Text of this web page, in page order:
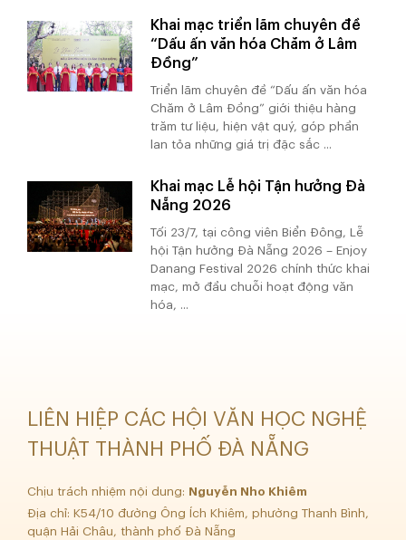
Khai mạc triển lãm chuyên đề
“Dấu ấn văn hóa Chăm ở Lâm
Đồng”
Triển lãm chuyên đề “Dấu ấn văn hóa
Chăm ở Lâm Đồng” giới thiệu hàng
trăm tư liệu, hiện vật quý, góp phần
lan tỏa những giá trị đặc sắc ...
Khai mạc Lễ hội Tận hưởng Đà
Nẵng 2026
Tối 23/7, tại công viên Biển Đông, Lễ
hội Tận hưởng Đà Nẵng 2026 – Enjoy
Danang Festival 2026 chính thức khai
mạc, mở đầu chuỗi hoạt động văn
hóa, ...
LIÊN HIỆP CÁC HỘI VĂN HỌC NGHỆ
THUẬT THÀNH PHỐ ĐÀ NẴNG
Chịu trách nhiệm nội dung: Nguyễn Nho Khiêm
Địa chỉ: K54/10 đường Ông Ích Khiêm, phường Thanh Bình,
quận Hải Châu, thành phố Đà Nẵng